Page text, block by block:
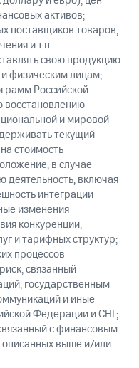
активов;
поставщиков товаров,
и т.п.
свою продукцию
физическим лицам;
Российской
и мировой
текущий
стоимость
в случае
деятельность, включая
интеграции
изменения
конкуренции;
и тарифных структур;
процессов
связанный
государственным
и иные
Федерации и СНГ;
с финансовым
описанных выше и/или